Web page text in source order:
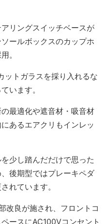
リングスイッチベースが
ールボックスのカップホ
。
ットガラスを採り入れるな
います。
最適化や遮音材・吸音材
あるエアクリもインレッ
少し踏んだだけで思った
後期型ではプレーキペダ
れています。
改良が施され、フロントコ
ースにAC100Vコンセント